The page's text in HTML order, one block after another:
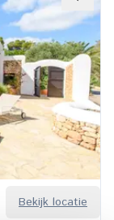
Bekijk locatie